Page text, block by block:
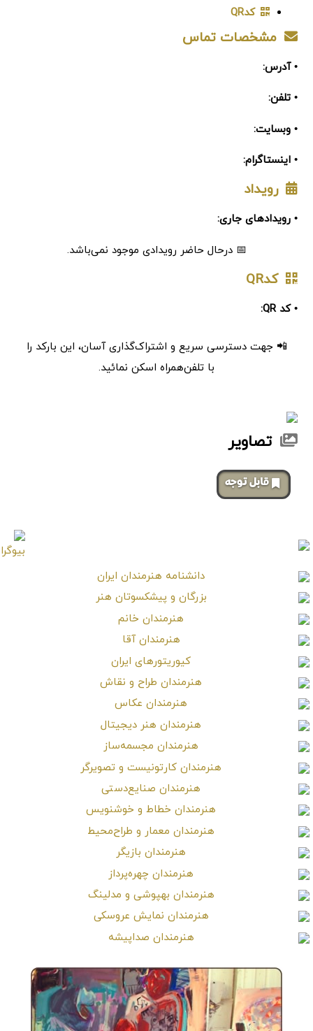
کدQR
مشخصات تماس
• آدرس:
• تلفن:
• وبسایت:
• اینستاگرام:
رویداد
• رویدادهای جاری:
📅 درحال حاضر رویدادی موجود نمی‌باشد.
کدQR
• کد QR:
📲 جهت دسترسی سریع و اشتراک‌گذاری آسان، این بارکد را
با تلفن‌همراه اسکن نمائید.
تصاویر
‌قابل توجه